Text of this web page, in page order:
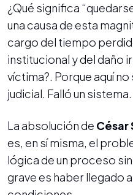
¿Qué significa
una causa de esta
cargo del tiempo
institucional y del daño
víctima?. Porque aquí
judicial. Falló un sistema.
La absolución de César
es, en sí misma, el
lógica de un proceso
grave es haber llegado